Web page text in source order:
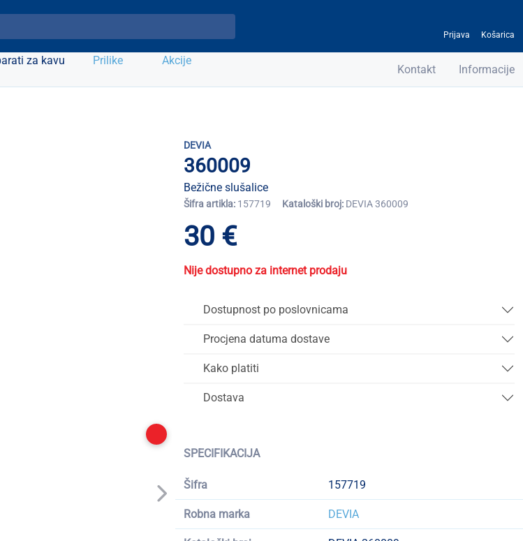
Prijava Košarica
za kavu Prilike Akcije
Kontakt Informacije
DEVIA
360009
Bežične slušalice
Šifra artikla: 157719 Kataloški broj: DEVIA 360009
30 €
Nije dostupno za internet prodaju
Dostupnost po poslovnicama
Procjena datuma dostave
Kako platiti
Dostava
SPECIFIKACIJA
Šifra 157719
Robna marka DEVIA